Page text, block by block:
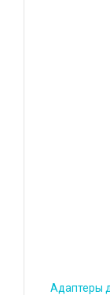
Адаптеры